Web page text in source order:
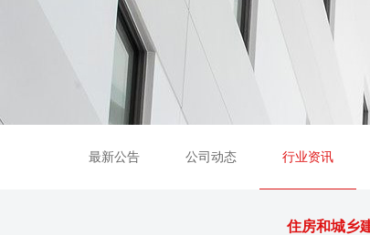
最新公告 公司动态 行业资讯
住房和城乡